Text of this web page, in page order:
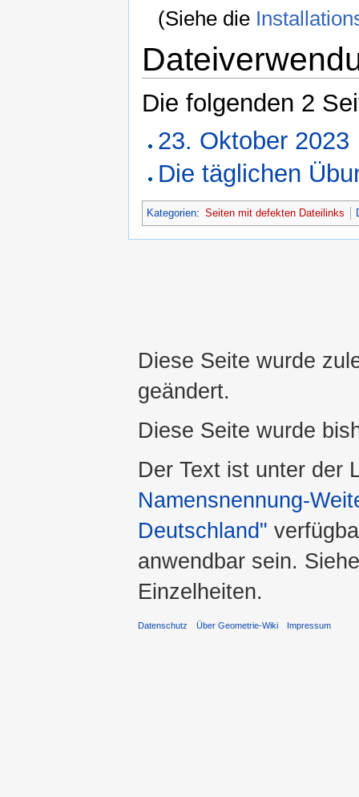
(Siehe die
Die folgenden 2
23. Oktober 2023
Die täglichen
Kategorien: Seiten mit defekten Dateilinks
Diese Seite wurde
geändert.
Diese Seite wurde
Der Text ist unter der
Namensnennung-
Deutschland"
anwendbar sein.
Einzelheiten.
Datenschutz Über Geometrie-Wiki Impressum